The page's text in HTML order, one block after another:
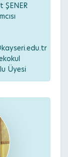
ŞENER
Üyesi